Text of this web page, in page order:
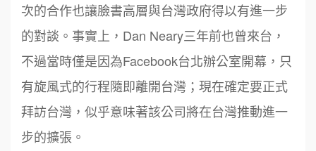
次的合作也讓臉書高層與台灣政府得以有進一步
的對談。事實上，Dan Neary三年前也曾來台，
不過當時僅是因為Facebook台北辦公室開幕，只
有旋風式的行程隨即離開台灣；現在確定要正式
拜訪台灣，似乎意味著該公司將在台灣推動進一
步的擴張。